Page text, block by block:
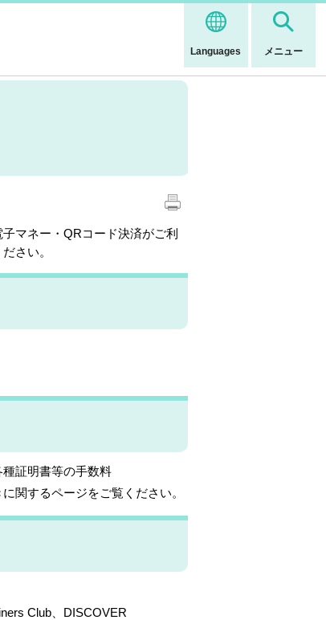
Languages メニュー
マネー・QRコード決済がご利
さい。
種証明書等の手数料
関するページをご覧ください。
Club、DISCOVER